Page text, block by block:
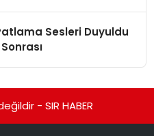
Sesleri Duyuldu
Sonrası
- SIR HABER